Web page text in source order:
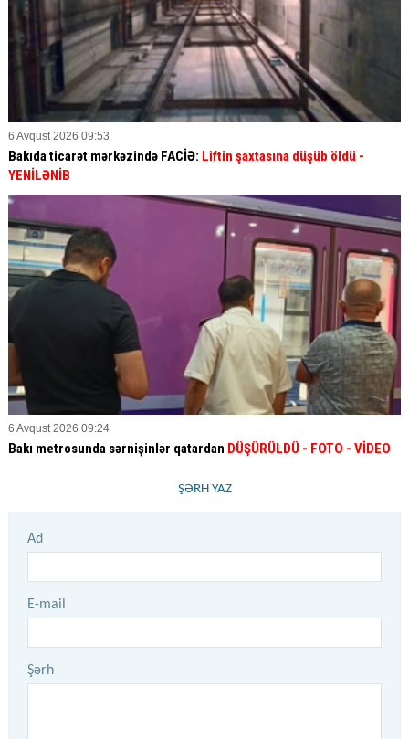
6 Avqust 2026 09:53
Bakıda ticarət mərkəzində FACİƏ: Liftin şaxtasına düşüb öldü -
YENİLƏNİB
6 Avqust 2026 09:24
Bakı metrosunda sərnişinlər qatardan DÜŞÜRÜLDÜ - FOTO - VİDEO
ŞƏRH YAZ
Ad
E-mail
Şərh